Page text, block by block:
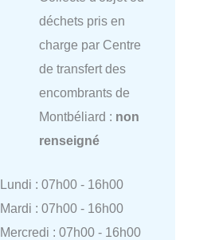
déchets pris en
charge par Centre
de transfert des
encombrants de
Montbéliard : non
renseigné
Lundi : 07h00 - 16h00
Mardi : 07h00 - 16h00
Mercredi : 07h00 - 16h00